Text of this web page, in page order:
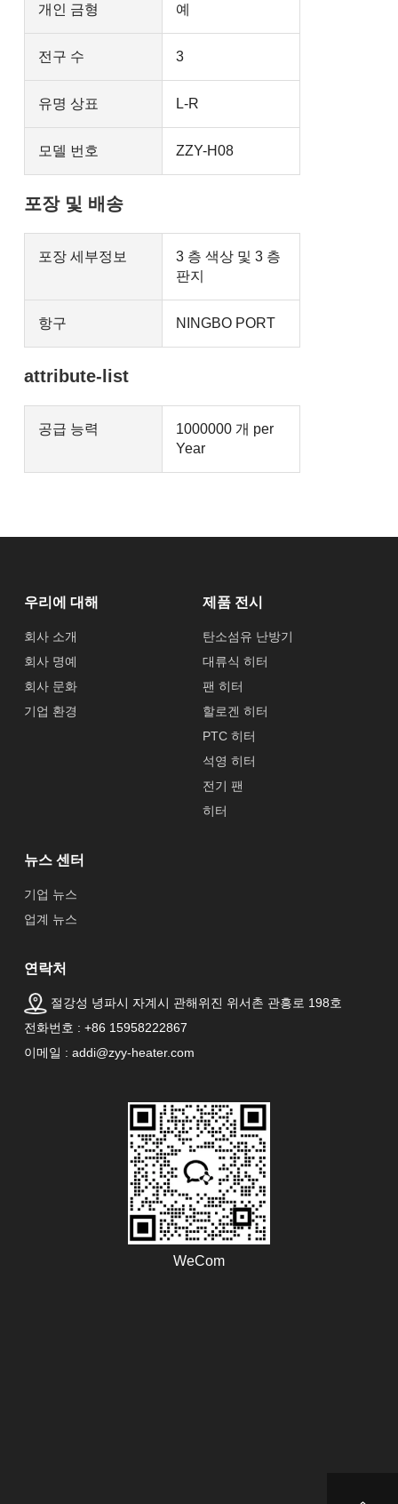
개인 금형 예
전구 수 3
유명 상표 L-R
모델 번호 ZZY-H08
포장 및 배송
포장 세부정보
3 층 색상 및 3 층
판지
항구 NINGBO PORT
attribute-list
공급 능력
1000000 개 per
Year
우리에 대해
회사 소개
회사 명예
회사 문화
기업 환경
제품 전시
탄소섬유 난방기
대류식 히터
팬 히터
할로겐 히터
PTC 히터
석영 히터
전기 팬
히터
뉴스 센터
기업 뉴스
업계 뉴스
연락처
절강성 녕파시 자계시 관해위진 위서촌 관흥로 198호
전화번호 : +86 15958222867
이메일 : addi@zyy-heater.com
WeCom